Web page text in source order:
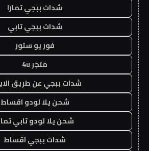
شدات ببجي تمارا
شدات ببجي تابي
فور يو ستور
متجر 4u
شدات ببجي عن طريق
شحن يلا لودو اقساط
شحن يلا لودو تابي
شدات ببجي اقساط